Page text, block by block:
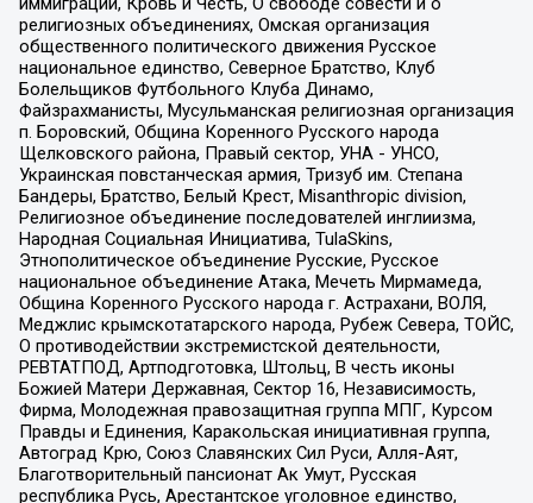
религиозных объединениях, Омская организация
общественного политического движения Русское
национальное единство, Северное Братство, Клуб
Болельщиков Футбольного Клуба Динамо,
Файзрахманисты, Мусульманская религиозная организация
п. Боровский, Община Коренного Русского народа
Щелковского района, Правый сектор, УНА - УНСО,
Украинская повстанческая армия, Тризуб им. Степана
Бандеры, Братство, Белый Крест, Misanthropic division,
Религиозное объединение последователей инглиизма,
Народная Социальная Инициатива, TulaSkins,
Этнополитическое объединение Русские, Русское
национальное объединение Атака, Мечеть Мирмамеда,
Община Коренного Русского народа г. Астрахани, ВОЛЯ,
Меджлис крымскотатарского народа, Рубеж Севера, ТОЙС,
О противодействии экстремистской деятельности,
РЕВТАТПОД, Артподготовка, Штольц, В честь иконы
Божией Матери Державная, Сектор 16, Независимость,
Фирма, Молодежная правозащитная группа МПГ, Курсом
Правды и Единения, Каракольская инициативная группа,
Автоград Крю, Союз Славянских Сил Руси, Алля-Аят,
Благотворительный пансионат Ак Умут, Русская
республика Русь, Арестантское уголовное единство,